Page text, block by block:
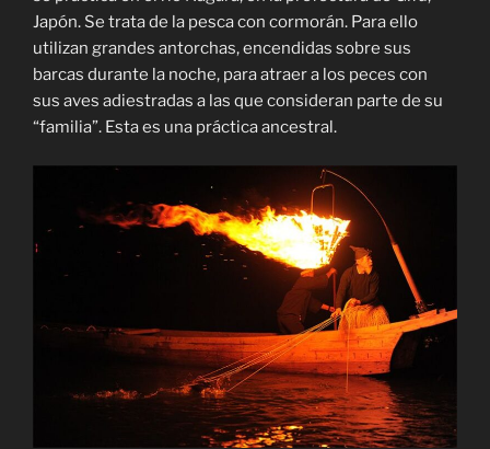
Japón. Se trata de la pesca con cormorán. Para ello
utilizan grandes antorchas, encendidas sobre sus
barcas durante la noche, para atraer a los peces con
sus aves adiestradas a las que consideran parte de su
“familia”. Esta es una práctica ancestral.